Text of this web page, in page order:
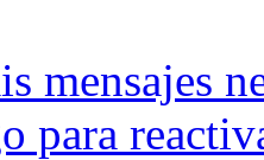
mensajes
para